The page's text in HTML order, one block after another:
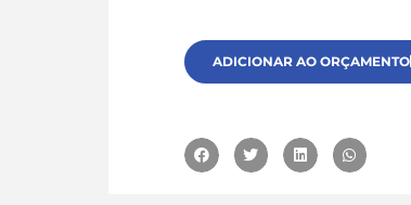
ADICIONAR AO ORÇAMENTO